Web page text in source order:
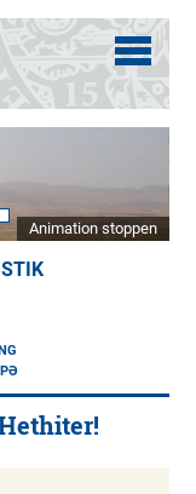
Animation stoppen